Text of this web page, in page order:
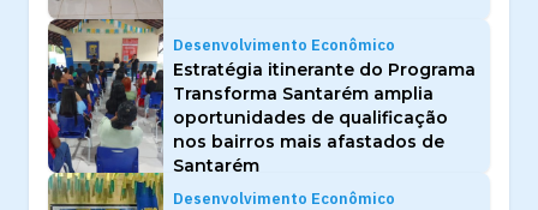
Desenvolvimento Econômico
Estratégia itinerante do Programa
Transforma Santarém amplia
oportunidades de qualificação
nos bairros mais afastados de
Santarém
Desenvolvimento Econômico